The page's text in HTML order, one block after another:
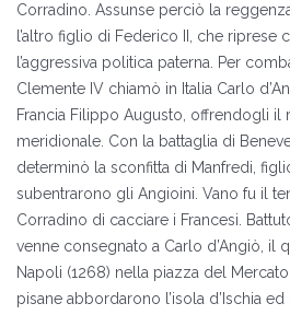
Corradino. Assunse perciò la
l’altro figlio di Federico II, che riprese
l’aggressiva politica paterna. Per
Clemente IV chiamò in Italia Carlo
Francia Filippo Augusto, offrendogli il
meridionale. Con la battaglia di
determinò la sconfitta di Manfredi,
subentrarono gli Angioini. Vano fu il
Corradino di cacciare i Francesi.
venne consegnato a Carlo d’Angiò, il
Napoli (1268) nella piazza del
pisane abbordarono l’isola d’Ischia